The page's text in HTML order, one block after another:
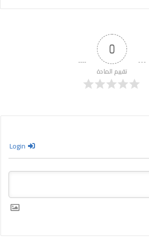
0
تقييم المادة